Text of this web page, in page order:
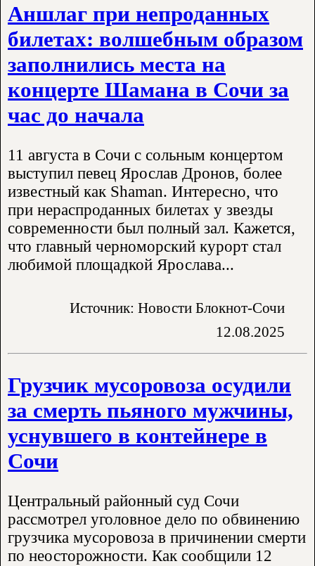
Аншлаг при непроданных
билетах: волшебным образом
заполнились места на
концерте Шамана в Сочи за
час до начала
11 августа в Сочи с сольным концертом
выступил певец Ярослав Дронов, более
известный как Shaman. Интересно, что
при нераспроданных билетах у звезды
современности был полный зал. Кажется,
что главный черноморский курорт стал
любимой площадкой Ярослава...
Источник: Новости Блокнот-Сочи
12.08.2025
Грузчик мусоровоза осудили
за смерть пьяного мужчины,
уснувшего в контейнере в
Сочи
Центральный районный суд Сочи
рассмотрел уголовное дело по обвинению
грузчика мусоровоза в причинении смерти
по неосторожности. Как сообщили 12